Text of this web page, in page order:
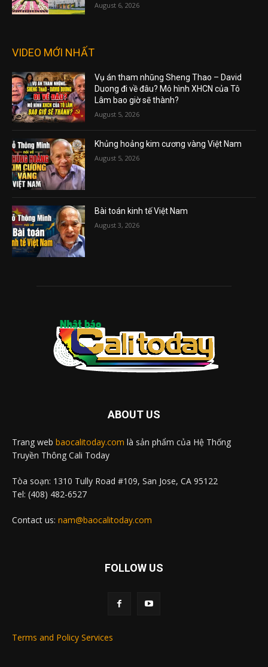
August 6, 2026
VIDEO MỚI NHẤT
Vụ án tham nhũng Sheng Thao – David
Duong đi về đâu? Mô hình XHCN của Tô
Lâm bao giờ sẽ thành?
August 5, 2026
Khủng hoảng kim cương vàng Việt Nam
August 5, 2026
Bài toán kinh tế Việt Nam
August 3, 2026
ABOUT US
Trang web baocalitoday.com là sản phẩm của Hệ Thống
Truyền Thông Cali Today
Tòa soạn: 1310 Tully Road #109, San Jose, CA 95122
Tel: (408) 482-6527
Contact us: nam@baocalitoday.com
FOLLOW US
Terms and Policy Services